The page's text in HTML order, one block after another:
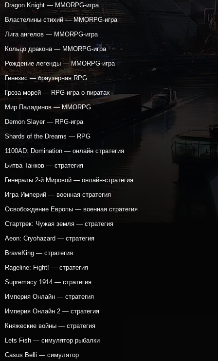
Dragon Knight — MMORPG-игра
Властелины стихий — MMORPG-игра
Лига ангелов — MMORPG-игра
Кольцо дракона — MMORPG-игра
Рождение легенды — MMORPG-игра
Генезис — браузерная RPG
Гроза морей — RPG-игра о пиратах
Мир Паладинов — MMORPG
Demon Slayer — RPG-игра
Shards of the Dreams — RPG
1100AD: Domination — онлайн стратегия
Битва Танков — стратегия
Генералы 2-й Мировой — онлайн-стратегия
Игра Империй — военная стратегия
Освобождение Европы — военная стратегия
Стартрек: Чужая земля — стратегия
Aeon: Cryohazard — стратегия
BraveKing — стратегия
Rageline: Fight! — стратегия
Supremacy 1914 — стратегия
Империя Онлайн — стратегия
Империя Онлайн 2 — стратегия
Княжеские войны — стратегия
Lets Fish — симулятор рыбалки
Casus Belli — симулятор